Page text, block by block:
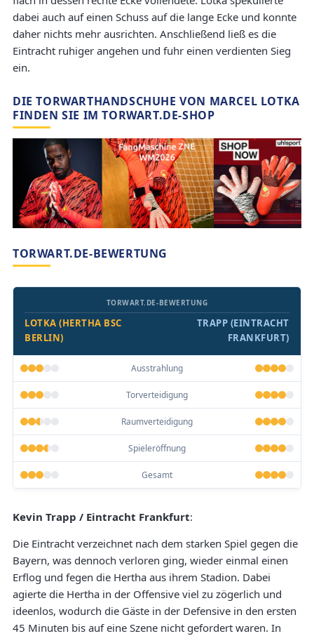
dabei auch auf einen Schuss auf die lange Ecke und konnte
daher nichts mehr ausrichten. Anschließend ließ es die
Eintracht ruhiger angehen und fuhr einen verdienten Sieg
ein.
DIE TORWARTHANDSCHUHE VON MARCEL LOTKA
FINDEN SIE IM TORWART.DE-SHOP
TORWART.DE-BEWERTUNG
LOTKA (HERTHA BSC
BERLIN)
TORWART.DE-BEWERTUNG
TRAPP (EINTRACHT
FRANKFURT)
Ausstrahlung
Torverteidigung
Raumverteidigung
Spieleröffnung
Gesamt
Kevin Trapp / Eintracht Frankfurt:
Die Eintracht verzeichnet nach dem starken Spiel gegen die
Bayern, was dennoch verloren ging, wieder einmal einen
Erflog und fegen die Hertha aus ihrem Stadion. Dabei
agierte die Hertha in der Offensive viel zu zögerlich und
ideenlos, wodurch die Gäste in der Defensive in den ersten
45 Minuten bis auf eine Szene nicht gefordert waren. In